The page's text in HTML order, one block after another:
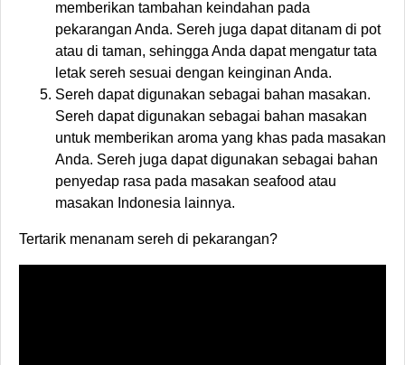
memberikan tambahan keindahan pada
pekarangan Anda. Sereh juga dapat ditanam di pot
atau di taman, sehingga Anda dapat mengatur tata
letak sereh sesuai dengan keinginan Anda.
Sereh dapat digunakan sebagai bahan masakan.
Sereh dapat digunakan sebagai bahan masakan
untuk memberikan aroma yang khas pada masakan
Anda. Sereh juga dapat digunakan sebagai bahan
penyedap rasa pada masakan seafood atau
masakan Indonesia lainnya.
Tertarik menanam sereh di pekarangan?